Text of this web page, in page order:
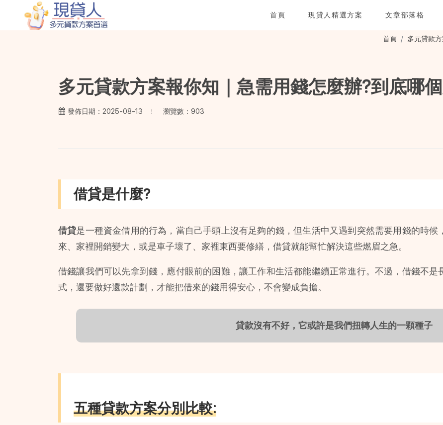
首頁 現貸人精選方案 文章部落格
首頁 多元貸款
多元貸款方案報你知｜急需用錢怎麼辦?到底哪
發佈日期：2025-08-13 瀏覽數：903
借貸是什麼?
借貸是一種資金借用的行為，當自己手頭上沒有足夠的錢，但生活中又遇到突然需要用錢的時
來、家裡開銷變大，或是車子壞了、家裡東西要修繕，借貸就能幫忙解決這些燃眉之急。
借錢讓我們可以先拿到錢，應付眼前的困難，讓工作和生活都能繼續正常進行。不過，借錢不
式，還要做好還款計劃，才能把借來的錢用得安心，不會變成負擔。
貸款沒有不好，它或許是我們扭轉人生的一顆種子
五種貸款方案分別比較: